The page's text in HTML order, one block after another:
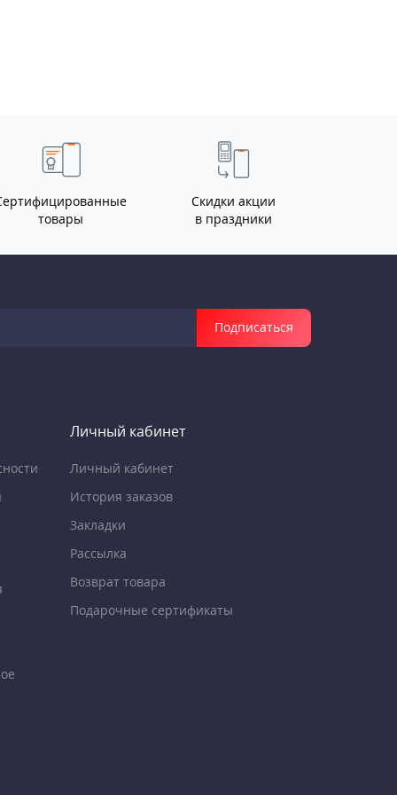
товары
Скидки акции
в праздники
Подписаться
Личный кабинет
Личный кабинет
История заказов
Закладки
Рассылка
Возврат товара
Подарочные сертификаты